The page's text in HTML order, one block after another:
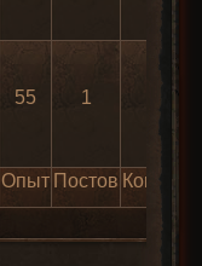
55 1
Опыт Постов